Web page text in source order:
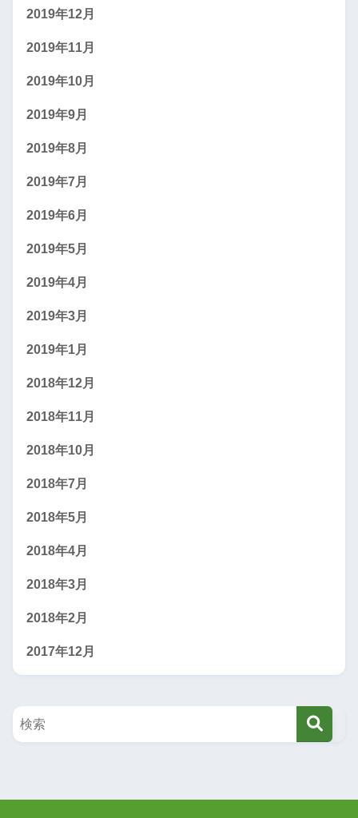
2019年12月
2019年11月
2019年10月
2019年9月
2019年8月
2019年7月
2019年6月
2019年5月
2019年4月
2019年3月
2019年1月
2018年12月
2018年11月
2018年10月
2018年7月
2018年5月
2018年4月
2018年3月
2018年2月
2017年12月